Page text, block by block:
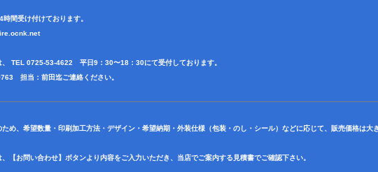
間受け付けております。
、 TEL 0725-53-4622 平日9：30〜18：30にて受付しております。
担当：前田迄ご連絡ください。
め、希望数量・印刷加工方法・デザイン・希望納期・外装仕様（包装・のし・シール）などに応じて、販売価格は大
【お問い合わせ】ボタンより内容をご入力いただき、当店でご案内する見積書でご確認下さい。